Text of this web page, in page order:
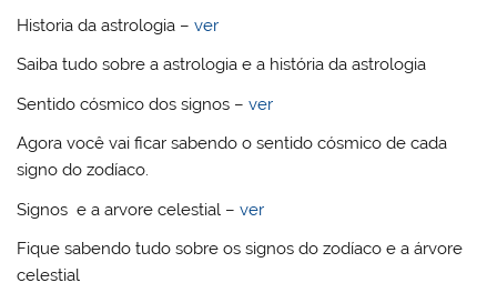
Historia da astrologia –ver
Saiba tudo sobre a astrologia e a história da astrologia
Sentido cósmico dos signos –ver
Agora você vai ficar sabendo o sentido cósmico de cada
signo do zodíaco.
Signos e a arvore celestial –ver
Fique sabendo tudo sobre os signos do zodíaco e a árvore
celestial